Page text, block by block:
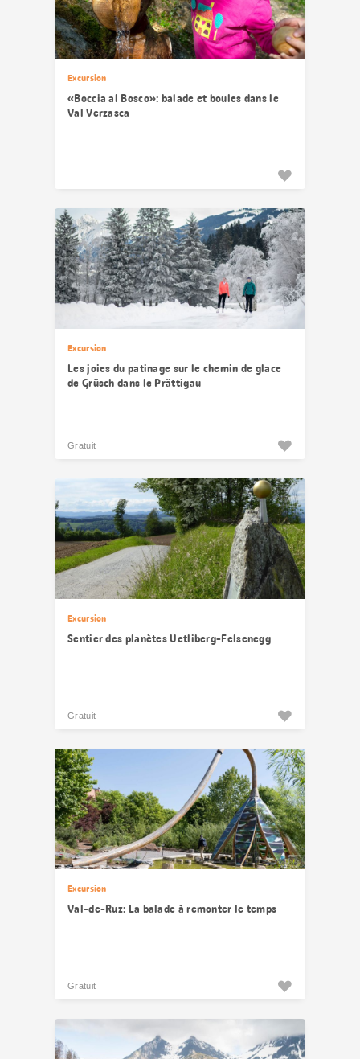
Excursion
«Boccia al Bosco»: balade et boules dans le
Val Verzasca
Excursion
Les joies du patinage sur le chemin de glace
de Grüsch dans le Prättigau
Gratuit
Excursion
Sentier des planètes Uetliberg-Felsenegg
Gratuit
Excursion
Val-de-Ruz: La balade à remonter le temps
Gratuit